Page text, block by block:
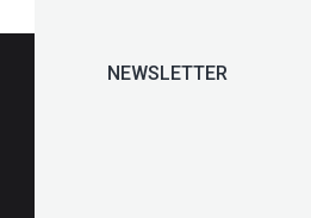
NEWSLETTER